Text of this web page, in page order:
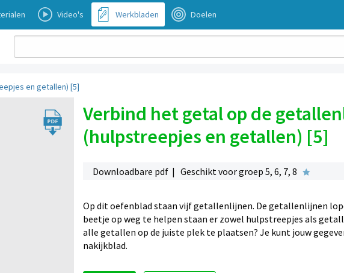
Video's Werkbladen Doelen
en getallen) [5]
Verbind het getal op de
(hulpstreepjes en getallen) [5]
Downloadbare pdf | Geschikt voor groep 5, 6, 7, 8
Op dit oefenblad staan vijf getallenlijnen. De getallenlijnen
beetje op weg te helpen staan er zowel hulpstreepjes als
alle getallen op de juiste plek te plaatsen? Je kunt jouw
nakijkblad.